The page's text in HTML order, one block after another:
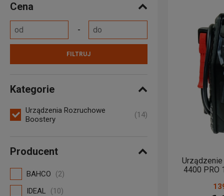
Cena
FILTRUJ
Kategorie
Urządzenia Rozruchowe
Boostery
(14)
Producent
BAHCO
(2)
IDEAL
(10)
Nazwa
Nazwa
Od
Od
Od
4400 PRO